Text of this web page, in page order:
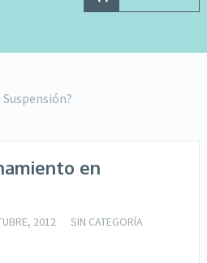
en
2012
SIN CATEGORÍA